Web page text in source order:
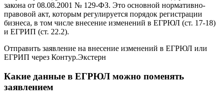
закона от 08.08.2001 № 129-ФЗ. Это основной нормативно-
правовой акт, которым регулируется порядок регистрации
бизнеса, в том числе внесение изменений в ЕГРЮЛ (ст. 17-18)
и ЕГРИП (ст. 22.2).
Отправить заявление на внесение изменений в ЕГРЮЛ или
ЕГРИП через Контур.Экстерн
Какие данные в ЕГРЮЛ можно поменять
заявлением